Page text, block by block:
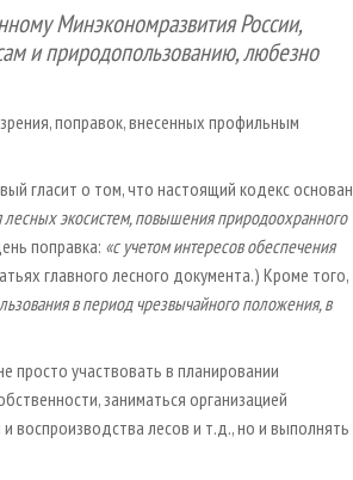
Минэкономразвития России,
и природопользованию, любезно
поправок, внесенных профильным
гласит о том, что настоящий кодекс основан
лесных экосистем, повышения природоохранного
поправка: «с учетом интересов обеспечения
главного лесного документа.) Кроме того,
в период чрезвычайного положения, в
участвовать в планировании
заниматься организацией
воспроизводства лесов и т. д., но и выполнять